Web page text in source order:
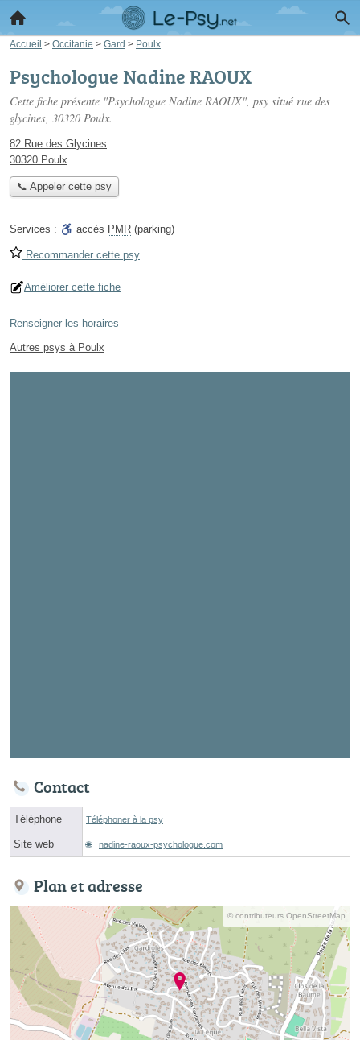
Accueil > Occitanie > Gard > Poulx
Psychologue Nadine RAOUX
Cette fiche présente "Psychologue Nadine RAOUX", psy situé rue des
glycines, 30320 Poulx.
82 Rue des Glycines
30320 Poulx
📞 Appeler cette psy
Services : accès PMR (parking)
Recommander cette psy
Améliorer cette fiche
Renseigner les horaires
Autres psys à Poulx
Contact
Téléphone Téléphoner à la psy
Site web nadine-raoux-psychologue.com
Plan et adresse
© contributeurs OpenStreetMap